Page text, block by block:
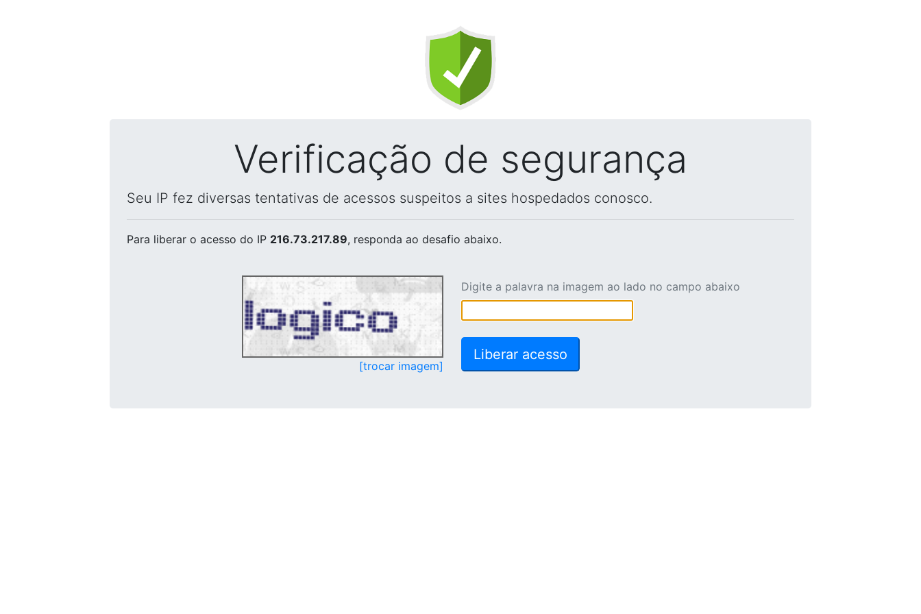
Verificação de segurança
Seu IP fez diversas tentativas de acessos suspeitos a sites hospedados conosco.
Para liberar o acesso do IP 216.73.217.89, responda ao desafio abaixo.
[trocar imagem]
Digite a palavra na imagem ao lado no campo abaixo